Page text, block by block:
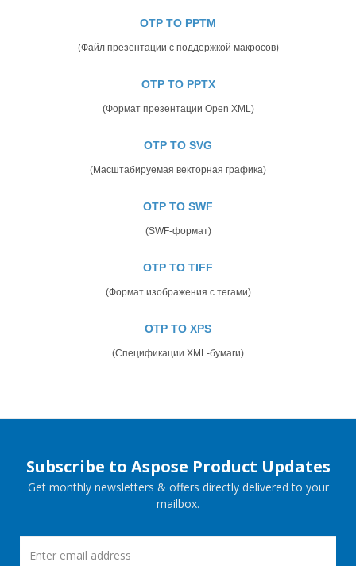
OTP TO PPTM
(Файл презентации с поддержкой макросов)
OTP TO PPTX
(Формат презентации Open XML)
OTP TO SVG
(Масштабируемая векторная графика)
OTP TO SWF
(SWF-формат)
OTP TO TIFF
(Формат изображения с тегами)
OTP TO XPS
(Спецификации XML-бумаги)
Subscribe to Aspose Product Updates
Get monthly newsletters & offers directly delivered to your
mailbox.